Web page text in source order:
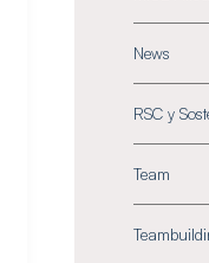
News
RSC y
Team